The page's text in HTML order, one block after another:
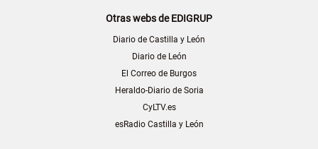
Otras webs de EDIGRUP
Diario de Castilla y León
Diario de León
El Correo de Burgos
Heraldo-Diario de Soria
CyLTV.es
esRadio Castilla y León